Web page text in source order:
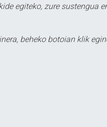
egiteko, zure sustengua
beheko botoian klik